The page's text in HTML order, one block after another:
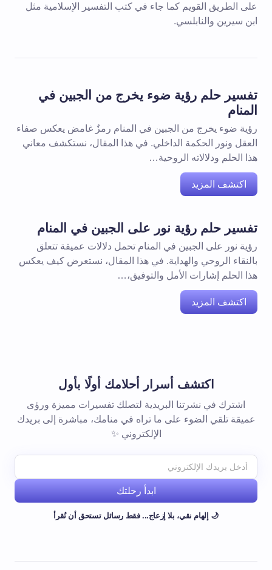
على الطريق القويم كما جاء في كتب التفسير الإسلامية مثل
ابن سيرين والنابلسي.
تفسير حلم رؤية ضوء يخرج من الجبين في
المنام
رؤية ضوء يخرج من الجبين في المنام رمزٌ غامض يعكس صفاء
العقل ونور الحكمة الداخلي. في هذا المقال، نستكشف معاني
هذا الحلم ودلالاته الروحية…
اكتشف المزيد
تفسير حلم رؤية نور على الجبين في المنام
رؤية نور على الجبين في المنام تحمل دلالات عميقة تتعلق
بالنقاء الروحي والهداية. في هذا المقال، نستعرض كيف يعكس
هذا الحلم إشارات الأمل والتوفيق،…
اكتشف المزيد
اكتشف أسرار أحلامك أولًا بأول
اشترك في نشرتنا البريدية لتصلك تفسيرات مميزة ورؤى
عميقة تلقي الضوء على ما تراه في منامك، مباشرة إلى بريدك
الإلكتروني ✨
ابدأ رحلتك
🌙 إلهام نقي، بلا إزعاج... فقط رسائل تستحق أن تُقرأ